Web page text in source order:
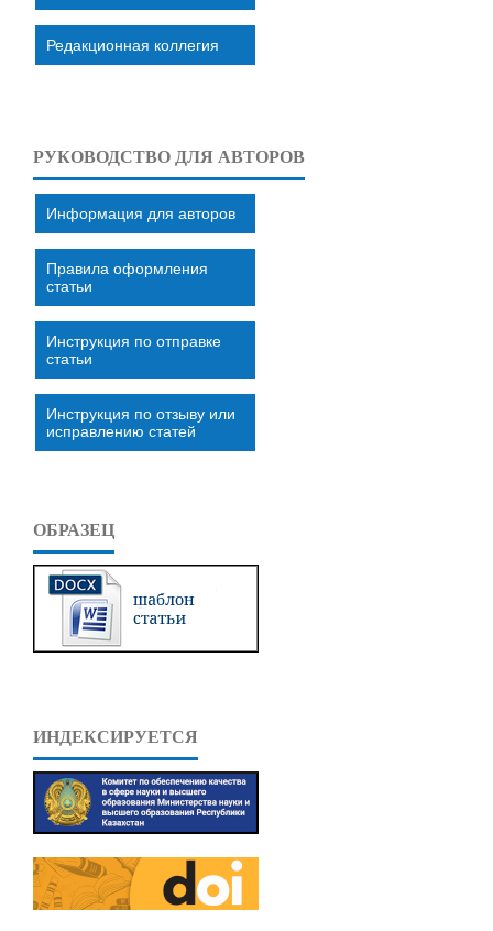
Редакционная коллегия
РУКОВОДСТВО ДЛЯ АВТОРОВ
Информация для авторов
Правила оформления
статьи
Инструкция по отправке
статьи
Инструкция по отзыву или
исправлению статей
ОБРАЗЕЦ
ИНДЕКСИРУЕТСЯ